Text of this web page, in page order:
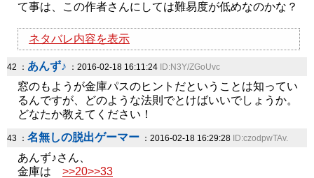
て事は、この作者さんにしては難易度が低めなのかな？
ネタバレ内容を表示
42 ： あんず♪ ：2016-02-18 16:11:24 ID:N3Y/ZGoUvc
窓のもようが金庫パスのヒントだということは知ってい
るんですが、どのような法則でとけばいいでしょうか。
どなたか教えてください！
43 ： 名無しの脱出ゲーマー ：2016-02-18 16:29:28 ID:czodpwTAv.
あんず♪さん、
金庫は >>20>>33